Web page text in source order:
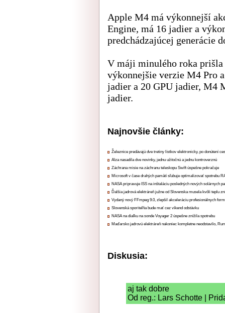
Apple M4 má výkonnejší
Engine, má 16 jadier a
predchádzajúcej generácie
V máji minulého roka
výkonnejšie verzie M4 Pro
jadier a 20 GPU jadier, M4
jadier.
Najnovšie články:
Železnice predávajú dve tretiny lístkov elektronicky, po donútení
Alza nasadila dve novinky, jednu užitočnú a jednu kontroverznú
Záchrana misie na záchranu teleskopu Swift úspešne pokračuje
Microsoft v čase drahých pamätí sľubuje optimalizovať spotrebu
NASA pripravuje ISS na inštaláciu posledných nových solárnych
Ďalšia jadrová elektráreň južne od Slovenska musela kvôli teplu
Vydaný nový FFmpeg 9.0, zlepšil akceleráciu profesionálnych
Slovenská sporiteľňa bude mať cez víkend odstávku
NASA na diaľku na sonde Voyager 2 úspešne znížila spotrebu
Maďarsko jadrovú elektráreň nakoniec kompletne neodstavilo,
Diskusia:
aj tak dobre
Od reg.: Lars Schotte |